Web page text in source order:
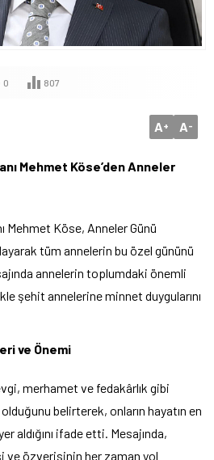
0 807
A+ A-
Mehmet Köse’den Anneler
Mehmet Köse, Anneler Günü
tüm annelerin bu özel gününü
annelerin toplumdaki önemli
şehit annelerine minnet duygularını
ve Önemi
merhamet ve fedakârlık gibi
belirterek, onların hayatın en
aldığını ifade etti. Mesajında,
ve özverisinin her zaman yol